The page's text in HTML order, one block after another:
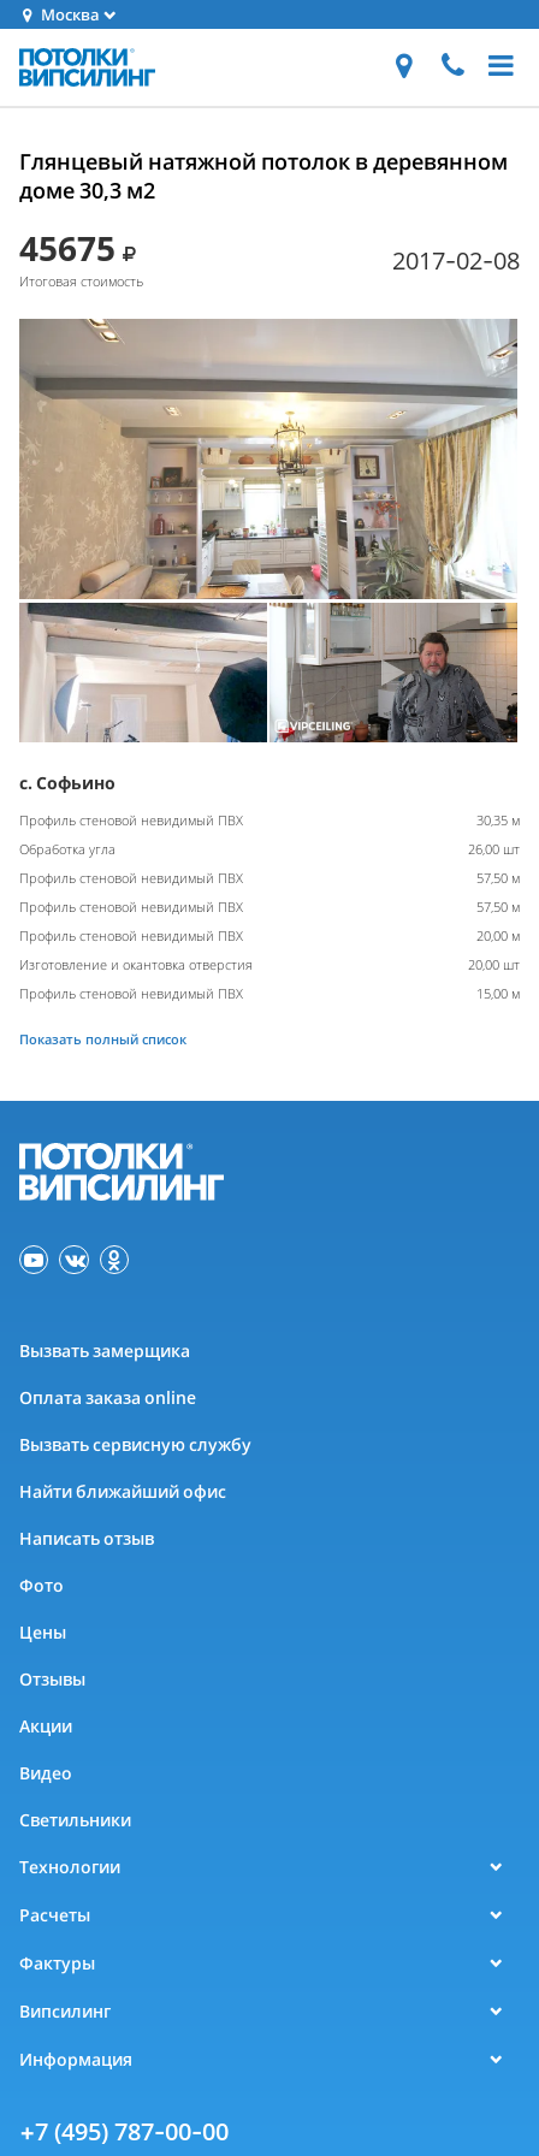
Москва
Глянцевый натяжной потолок в деревянном
доме 30,3 м2
45675
Итоговая стоимость
2017-02-08
с. Софьино
Профиль стеновой невидимый ПВХ
30,35 м
Обработка угла
26,00 шт
Профиль стеновой невидимый ПВХ
57,50 м
Профиль стеновой невидимый ПВХ
57,50 м
Профиль стеновой невидимый ПВХ
20,00 м
Изготовление и окантовка отверстия
20,00 шт
Профиль стеновой невидимый ПВХ
15,00 м
Показать полный список
Вызвать замерщика
Оплата заказа online
Вызвать сервисную службу
Найти ближайший офис
Написать отзыв
Фото
Цены
Отзывы
Акции
Видео
Светильники
Технологии
Расчеты
Фактуры
Випсилинг
Информация
+7 (495) 787-00-00